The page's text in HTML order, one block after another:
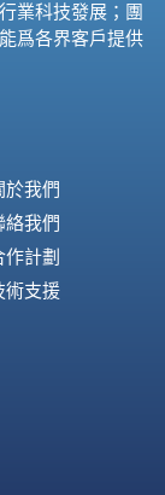
業科技發展；團
爲各界客戶提供
於我們
絡我們
作計劃
術支援